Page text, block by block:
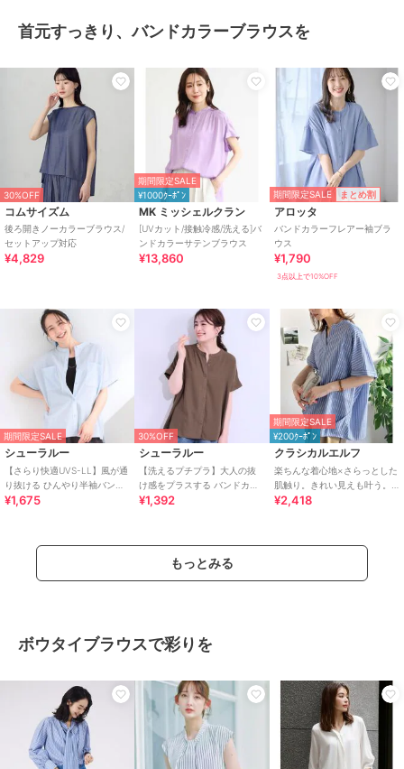
首元すっきり、バンドカラーブラウスを
30%OFF
コムサイズム
後ろ開きノーカラーブラウス/
セットアップ対応
¥4,829
期間限定SALE
¥1000ｸｰﾎﾟﾝ
MK ミッシェルクラン
[UVカット/接触冷感/洗える]バ
ンドカラーサテンブラウス
¥13,860
期間限定SALE まとめ割
アロッタ
バンドカラーフレアー袖ブラ
ウス
¥1,790
3点以上で10%OFF
期間限定SALE
シューラルー
【さらり快適UVS-LL】風が通
り抜ける ひんやり半袖バンド
カラーシアーシャツ
¥1,675
30%OFF
シューラルー
【洗えるプチプラ】大人の抜
け感をプラスする バンドカラ
ーシャツ
¥1,392
期間限定SALE
¥200ｸｰﾎﾟﾝ
クラシカルエルフ
楽ちんな着心地×さらっとした
肌触り。きれい見えも叶う。
リネン混バンドカラースキッ
¥2,418
もっとみる
ボウタイブラウスで彩りを